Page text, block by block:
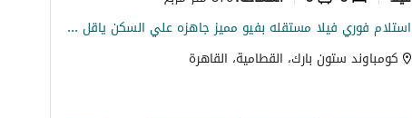
استلام فوري فيلا مستقله بفيو مميز جاهزه علي السكن ياقل من سعر السوق لسرعه البيع في كمبوند ستون بارك
كومباوند ستون بارك، القطامية، القاهرة